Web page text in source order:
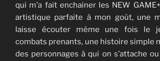
qui m’a fait enchainer les NEW
artistique parfaite à mon goût, une
laisse écouter même une fois le
combats prenants, une histoire simple
des personnages à qui on s’attache